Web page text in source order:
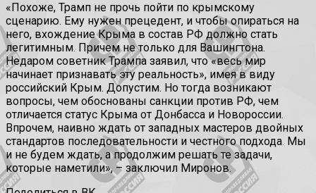
«Похоже, Трамп не прочь пойти по крымскому
сценарию. Ему нужен прецедент, и чтобы опираться на
него, вхождение Крыма в состав РФ должно стать
легитимным. Причем не только для Вашингтона.
Недаром советник Трампа заявил, что «весь мир
начинает признавать эту реальность», имея в виду
российский Крым. Допустим. Но тогда возникают
вопросы, чем обоснованы санкции против РФ, чем
отличается статус Крыма от Донбасса и Новороссии.
Впрочем, наивно ждать от западных мастеров двойных
стандартов последовательности и честного подхода. Мы
и не будем ждать, а продолжим решать те задачи,
которые наметили», – заключил Миронов.